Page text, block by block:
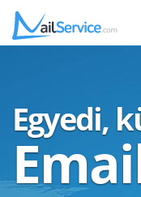
Egyedi,